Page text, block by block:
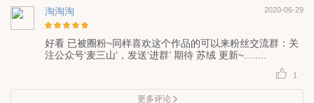
淘淘淘
2020-06-29
好看 已被圈粉~同样喜欢这个作品的可以来粉丝交流群：关
注公众号‘麦三山’，发送‘进群’ 期待 苏绒 更新~........
1
更多评论